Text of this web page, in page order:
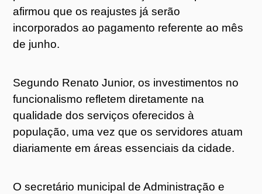
afirmou que os reajustes já serão
incorporados ao pagamento referente ao mês
de junho.
Segundo Renato Junior, os investimentos no
funcionalismo refletem diretamente na
qualidade dos serviços oferecidos à
população, uma vez que os servidores atuam
diariamente em áreas essenciais da cidade.
O secretário municipal de Administração e